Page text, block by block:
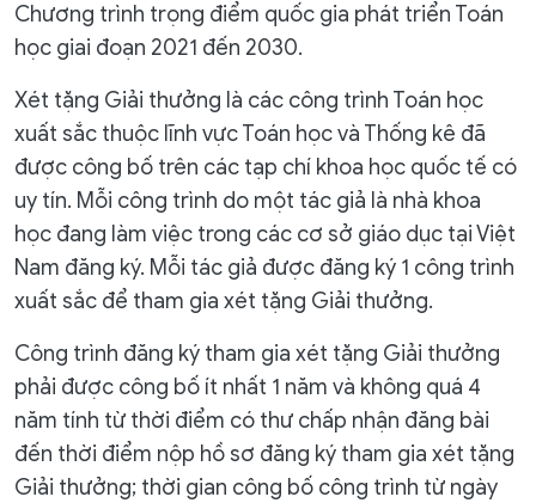
Chương trình trọng điểm quốc gia phát triển Toán
học giai đoạn 2021 đến 2030.
Xét tặng Giải thưởng là các công trình Toán học
xuất sắc thuộc lĩnh vực Toán học và Thống kê đã
được công bố trên các tạp chí khoa học quốc tế có
uy tín. Mỗi công trình do một tác giả là nhà khoa
học đang làm việc trong các cơ sở giáo dục tại Việt
Nam đăng ký. Mỗi tác giả được đăng ký 1 công trình
xuất sắc để tham gia xét tặng Giải thưởng.
Công trình đăng ký tham gia xét tặng Giải thưởng
phải được công bố ít nhất 1 năm và không quá 4
năm tính từ thời điểm có thư chấp nhận đăng bài
đến thời điểm nộp hồ sơ đăng ký tham gia xét tặng
Giải thưởng; thời gian công bố công trình từ ngày